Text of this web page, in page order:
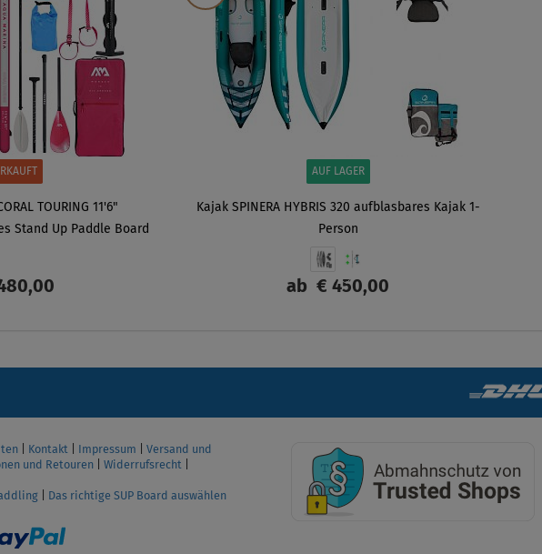
TOURING 11'6"
Stand Up Paddle Board
AUF LAGER
Kajak SPINERA HYBRIS 320 aufblasbares Kajak 1-
Person
ab€ 450,00
Kontakt Impressum
Versand und
und Retouren Widerrufsrecht
Das richtige SUP Board auswählen